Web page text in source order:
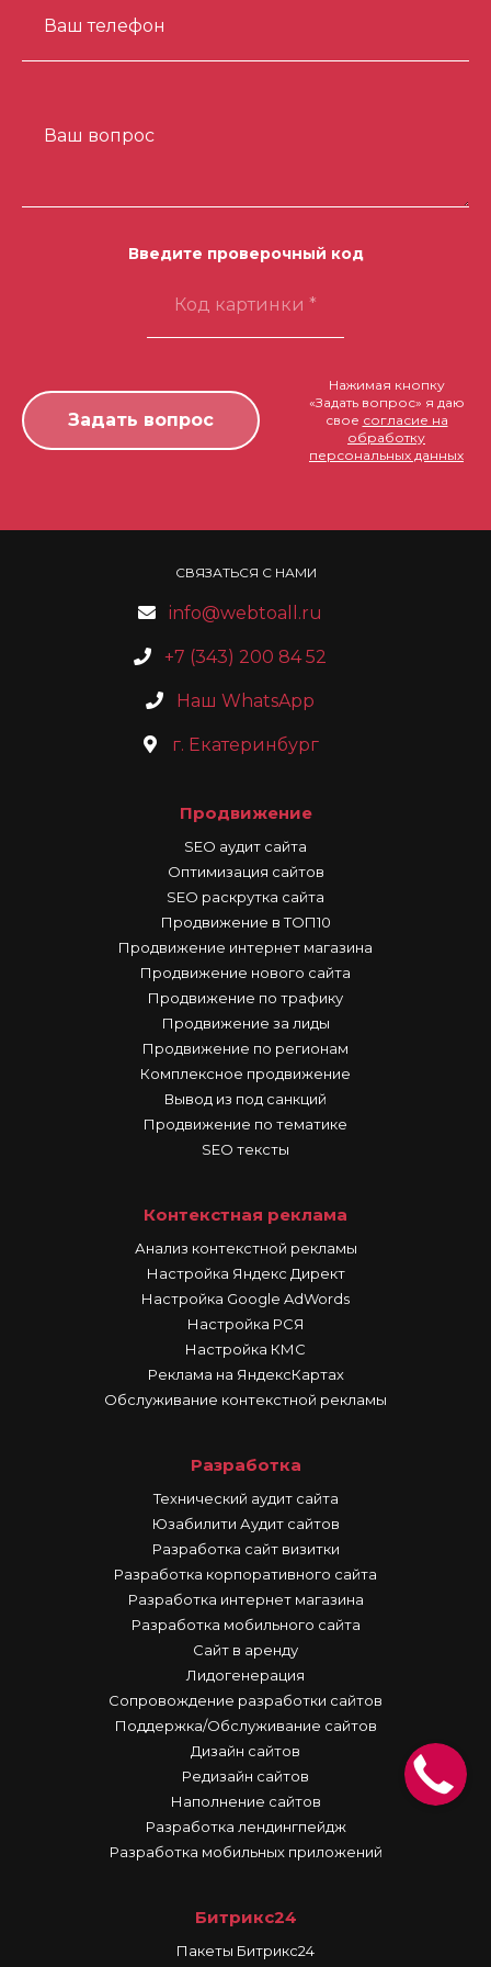
Ваш телефон
Ваш вопрос
Введите проверочный код
Нажимая кнопку
«Задать вопрос» я даю
свое согласие на
обработку
персональных данных
СВЯЗАТЬСЯ С НАМИ
info@webtoall.ru
+7 (343) 200 84 52
Наш WhatsApp
г. Екатеринбург
Продвижение
SEO аудит сайта
Оптимизация сайтов
SEO раскрутка сайта
Продвижение в ТОП10
Продвижение интернет магазина
Продвижение нового сайта
Продвижение по трафику
Продвижение за лиды
Продвижение по регионам
Комплексное продвижение
Вывод из под санкций
Продвижение по тематике
SEO тексты
Контекстная реклама
Анализ контекстной рекламы
Настройка Яндекс Директ
Настройка Google AdWords
Настройка РСЯ
Настройка КМС
Реклама на ЯндексКартах
Обслуживание контекстной рекламы
Разработка
Технический аудит сайта
Юзабилити Аудит сайтов
Разработка сайт визитки
Разработка корпоративного сайта
Разработка интернет магазина
Разработка мобильного сайта
Сайт в аренду
Лидогенерация
Сопровождение разработки сайтов
Поддержка/Обслуживание сайтов
Дизайн сайтов
Редизайн сайтов
Наполнение сайтов
Разработка лендингпейдж
Разработка мобильных приложений
Битрикс24
Пакеты Битрикс24